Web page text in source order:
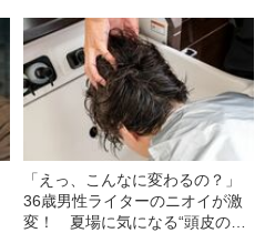
「えっ、こんなに変わるの？」
36歳男性ライターのニオイが激
変！ 夏場に気になる“頭皮のニ